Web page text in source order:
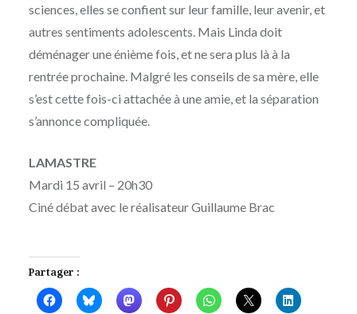
sciences, elles se confient sur leur famille, leur avenir, et
autres sentiments adolescents. Mais Linda doit
déménager une énième fois, et ne sera plus là à la
rentrée prochaine. Malgré les conseils de sa mère, elle
s’est cette fois-ci attachée à une amie, et la séparation
s’annonce compliquée.
LAMASTRE
Mardi 15 avril – 20h30
Ciné débat avec le réalisateur Guillaume Brac
Partager :